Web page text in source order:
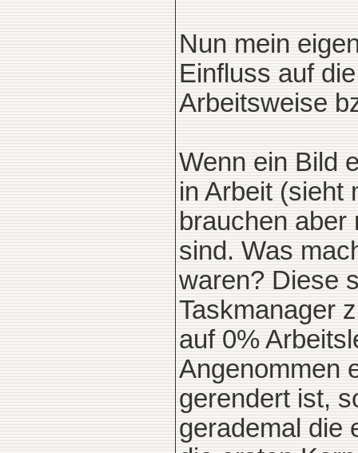
Nun mein
Einfluss auf die
Arbeitsweise
Wenn ein Bild
in Arbeit (sieht
brauchen
sind. Was
waren? Diese
Taskmanager
auf 0%
Angenommen
gerendert ist,
gerademal die